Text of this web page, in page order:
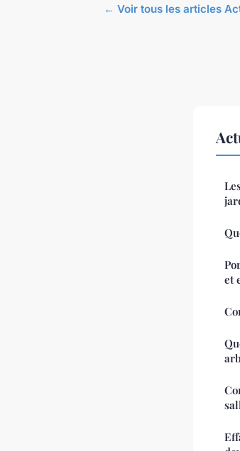
← Voir tous les articles
et